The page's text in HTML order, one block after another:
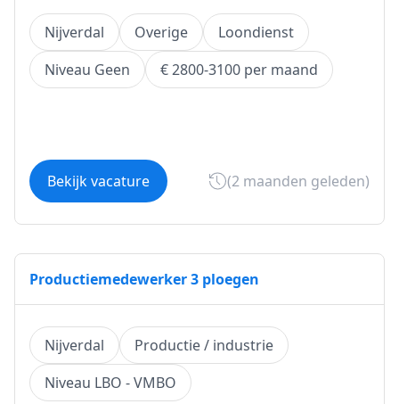
Nijverdal Overige
Loondienst
Niveau Geen
€ 2800-3100 per maand
Bekijk vacature (2 maanden geleden)
Productiemedewerker 3 ploegen
Nijverdal
Productie / industrie
Niveau LBO - VMBO